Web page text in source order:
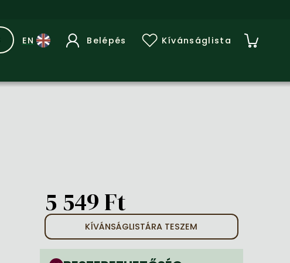
Belépés Kívánságlista
5 549 Ft
KÍVÁNSÁGLISTÁRA TESZEM